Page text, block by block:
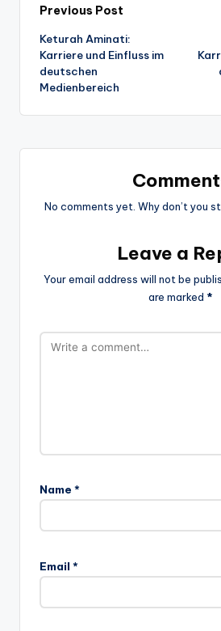
Post
navigation
Previous Post
Keturah Aminati:
Karriere und Einfluss im
deutschen
Medienbereich
No comments yet. Why don’t you
Leave a
Your email address will not be
are marked *
Name *
Email *